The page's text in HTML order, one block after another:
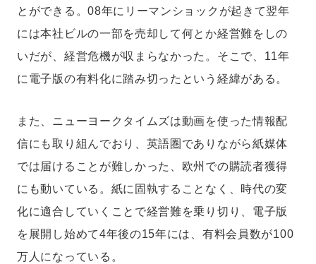
とができる。08年にリーマンショックが起きて翌年
には本社ビルの一部を売却して何とか経営難をしの
いだが、経営危機が収まらなかった。そこで、11年
に電子版の有料化に踏み切ったという経緯がある。
また、ニューヨークタイムズは動画を使った情報配
信にも取り組んでおり、英語圏でありながら紙媒体
では届けることが難しかった、欧州での購読者獲得
にも動いている。紙に固執することなく、時代の変
化に適合していくことで経営難を乗り切り、電子版
を展開し始めて4年後の15年には、有料会員数が100
万人になっている。